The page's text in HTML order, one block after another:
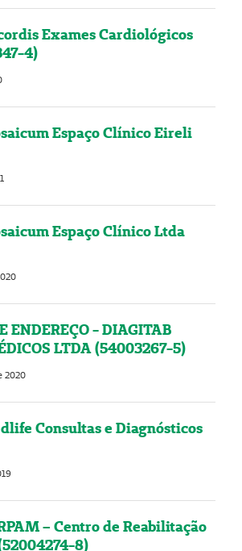
Exames Cardiológicos
4)
Espaço Clínico Eireli
Espaço Clínico Ltda
ENDEREÇO - DIAGITAB
LTDA (54003267-5)
2020
Consultas e Diagnósticos
– Centro de Reabilitação
8)